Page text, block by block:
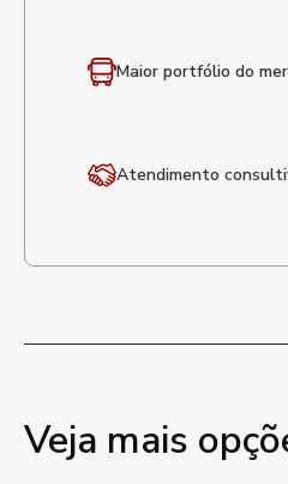
Maior portfólio do
Atendimento
Veja mais